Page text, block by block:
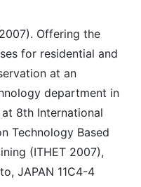
Offering the
for residential and
at an
department in
8th International
Technology Based
(ITHET 2007),
JAPAN 11C4-4